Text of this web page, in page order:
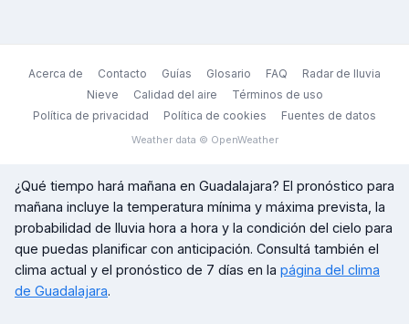
Acerca de Contacto Guías Glosario FAQ
Radar de lluvia
Nieve
Calidad del aire
Términos de uso
Política de privacidad
Política de cookies Fuentes de datos
Weather data © OpenWeather
¿Qué tiempo hará mañana en Guadalajara? El pronóstico para
mañana incluye la temperatura mínima y máxima prevista, la
probabilidad de lluvia hora a hora y la condición del cielo para
que puedas planificar con anticipación. Consultá también el
clima actual y el pronóstico de 7 días en la página del clima
de Guadalajara.